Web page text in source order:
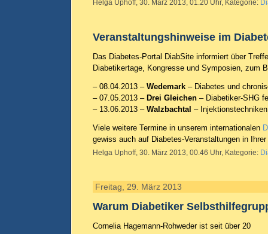
Helga Uphoff, 30. März 2013, 01.20 Uhr, Kategorie:
Veranstaltungshinweise im
Das Diabetes-Portal DiabSite informiert über
Diabetikertage, Kongresse und Symposien, zum
– 08.04.2013 – Wedemark – Diabetes und
– 07.05.2013 – Drei Gleichen – Diabetiker-SHG
– 13.06.2013 – Walzbachtal –
Viele weitere Termine in unserem internationalen
gewiss auch auf Diabetes-Veranstaltungen in
Helga Uphoff, 30. März 2013, 00.46 Uhr, Kategorie:
Freitag, 29. März 2013
Warum Diabetiker
Cornelia Hagemann-Rohweder ist seit über 20